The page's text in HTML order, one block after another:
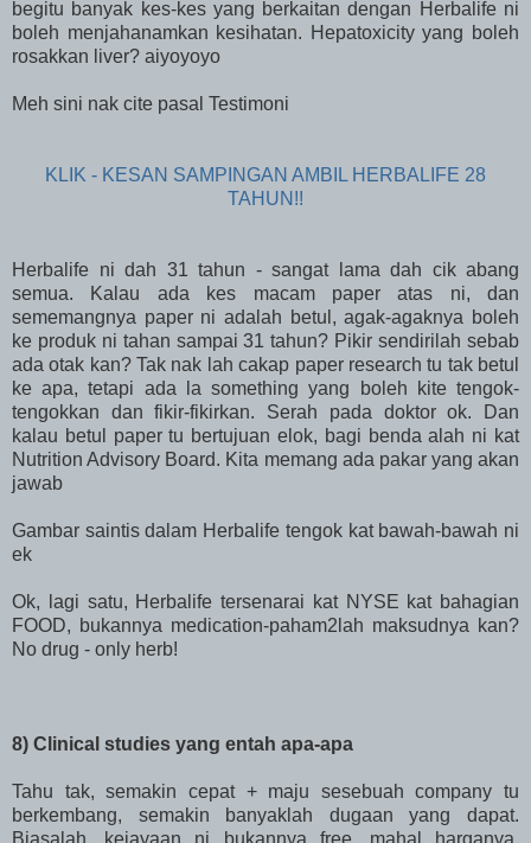
begitu banyak kes-kes yang berkaitan dengan Herbalife ni
boleh menjahanamkan kesihatan. Hepatoxicity yang boleh
rosakkan liver? aiyoyoyo
Meh sini nak cite pasal Testimoni
KLIK - KESAN SAMPINGAN AMBIL HERBALIFE 28
TAHUN!!
Herbalife ni dah 31 tahun - sangat lama dah cik abang
semua. Kalau ada kes macam paper atas ni, dan
sememangnya paper ni adalah betul, agak-agaknya boleh
ke produk ni tahan sampai 31 tahun? Pikir sendirilah sebab
ada otak kan? Tak nak lah cakap paper research tu tak betul
ke apa, tetapi ada la something yang boleh kite tengok-
tengokkan dan fikir-fikirkan. Serah pada doktor ok. Dan
kalau betul paper tu bertujuan elok, bagi benda alah ni kat
Nutrition Advisory Board. Kita memang ada pakar yang akan
jawab
Gambar saintis dalam Herbalife tengok kat bawah-bawah ni
ek
Ok, lagi satu, Herbalife tersenarai kat NYSE kat bahagian
FOOD, bukannya medication-paham2lah maksudnya kan?
No drug - only herb!
8) Clinical studies yang entah apa-apa
Tahu tak, semakin cepat + maju sesebuah company tu
berkembang, semakin banyaklah dugaan yang dapat.